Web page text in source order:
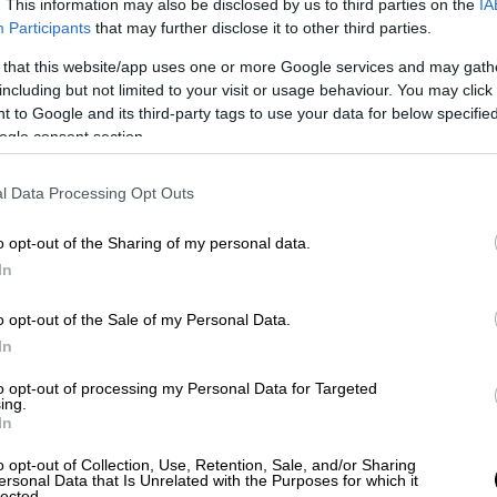
This information may also be disclosed by us to third parties on the
Participants that may further disclose it to other third parties.
that this website/app uses one or more Google services and may
but not limited to your visit or usage behaviour. You may
to Google and its third-party tags to use your data for below
consent section.
Data Processing Opt Outs
opt-out of the Sharing of my personal data.
opt-out of the Sale of my Personal Data.
opt-out of processing my Personal Data for Targeted
opt-out of Collection, Use, Retention, Sale, and/or Sharing
Data that Is Unrelated with the Purposes for which it
video
στο
«μονομερώς αποφάσισε να αλλάξει
και του έδωσε πολιτικό χαρακτήρα